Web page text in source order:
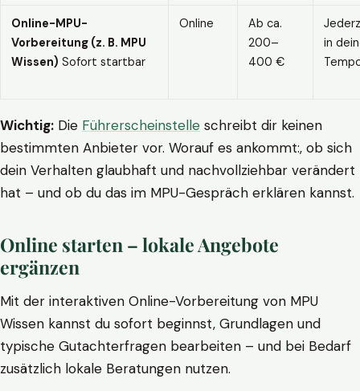
Online-MPU-
Vorbereitung (z. B. MPU
Wissen) Sofort startbar
Online
Ab ca.
200–
400 €
in
Wichtig: Die Führerscheinstelle schreibt dir keinen
bestimmten Anbieter vor. Worauf es ankommt:, ob sich
dein Verhalten glaubhaft und nachvollziehbar verändert
hat – und ob du das im MPU-Gespräch erklären kannst.
Online starten – lokale Angebote
ergänzen
Mit der interaktiven Online-Vorbereitung von MPU
Wissen kannst du sofort beginnst, Grundlagen und
typische Gutachterfragen bearbeiten – und bei Bedarf
zusätzlich lokale Beratungen nutzen.